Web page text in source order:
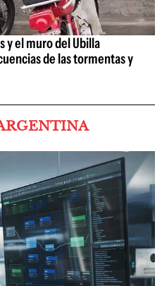
y el muro del Ubilla
de las tormentas y